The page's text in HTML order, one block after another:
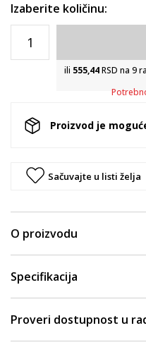
Izaberite količinu:
ili 555,44RSD na 9
Proizvod je
Sačuvajte u listi želja
O proizvodu
Specifikacija
Proveri dostupnost u